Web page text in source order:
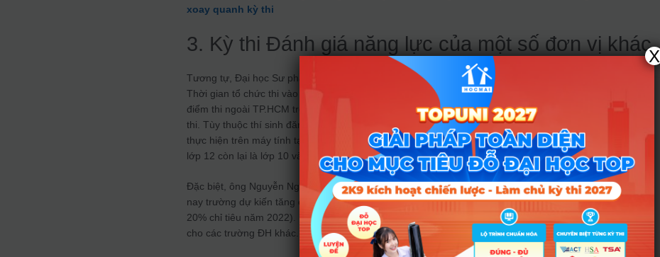
xoay quanh kỳ thi
3. Kỳ thi Đánh giá năng lực của một số đơn vị khác
Tương tự, Đại học Sư phạm TP.HCM dự kiến duy trì phương án tổ chức kỳ thi ĐGNL như năm 2022.
Thời gian tổ chức thi vào tháng 4 và tháng 6/2023, với 02 đợt thi. Trường cũng dự kiến mở rộng địa
điểm thi ngoài TP.HCM trong năm tới, hoàn thiện phần mềm tổ chức thi cũng như ngân hàng đề
thi. Tùy thuộc thí sinh đăng ký xét tuyển ngành học nào sẽ đăng ký bài dự thi tương ứng. Bài thi được
thực hiện trên máy tính tại các điểm thi do trường tổ chức. Nội dung đề thi chiếm 70% – 80% kiến thức
lớp 12 còn lại là lớp 10 và 11.
Đặc biệt, ông Nguyễn Ngọc Trung – Phó Hiệu trưởng Trường ĐH Sư phạm TPHCM cho biết thêm, năm
nay trường dự kiến tăng chỉ tiêu xét tuyển bằng kết quả thi ĐGNL chuyên biệt lên 30-40% (tăng so với
20% chỉ tiêu năm 2022). Năm 2023, trường cũng có định hướng sử dụng kết quả kỳ thi này xét tuyển
cho các trường ĐH khác.
X